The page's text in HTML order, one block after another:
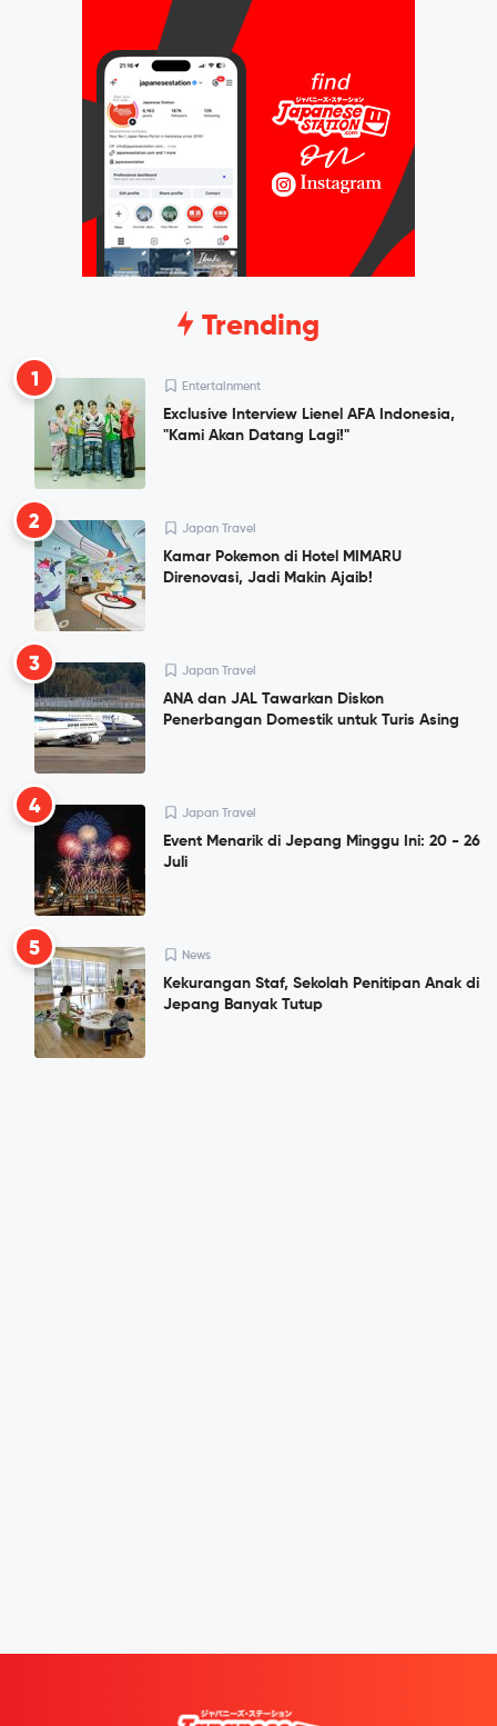
Trending
1 Entertainment
Exclusive Interview Lienel AFA Indonesia,
"Kami Akan Datang Lagi!"
2 Japan Travel
Kamar Pokemon di Hotel MIMARU
Direnovasi, Jadi Makin Ajaib!
3 Japan Travel
ANA dan JAL Tawarkan Diskon
Penerbangan Domestik untuk Turis Asing
4 Japan Travel
Event Menarik di Jepang Minggu Ini: 20 - 26
Juli
5 News
Kekurangan Staf, Sekolah Penitipan Anak di
Jepang Banyak Tutup